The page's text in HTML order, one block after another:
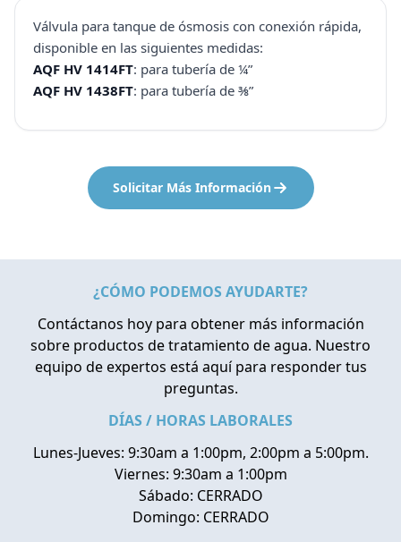
Válvula para tanque de ósmosis con conexión rápida,
disponible en las siguientes medidas:
AQF HV 1414FT: para tubería de ¼”
AQF HV 1438FT: para tubería de ⅜”
Solicitar Más Información
¿CÓMO PODEMOS AYUDARTE?
Contáctanos hoy para obtener más información
sobre productos de tratamiento de agua. Nuestro
equipo de expertos está aquí para responder tus
preguntas.
DÍAS / HORAS LABORALES
Lunes-Jueves: 9:30am a 1:00pm, 2:00pm a 5:00pm.
Viernes: 9:30am a 1:00pm
Sábado: CERRADO
Domingo: CERRADO